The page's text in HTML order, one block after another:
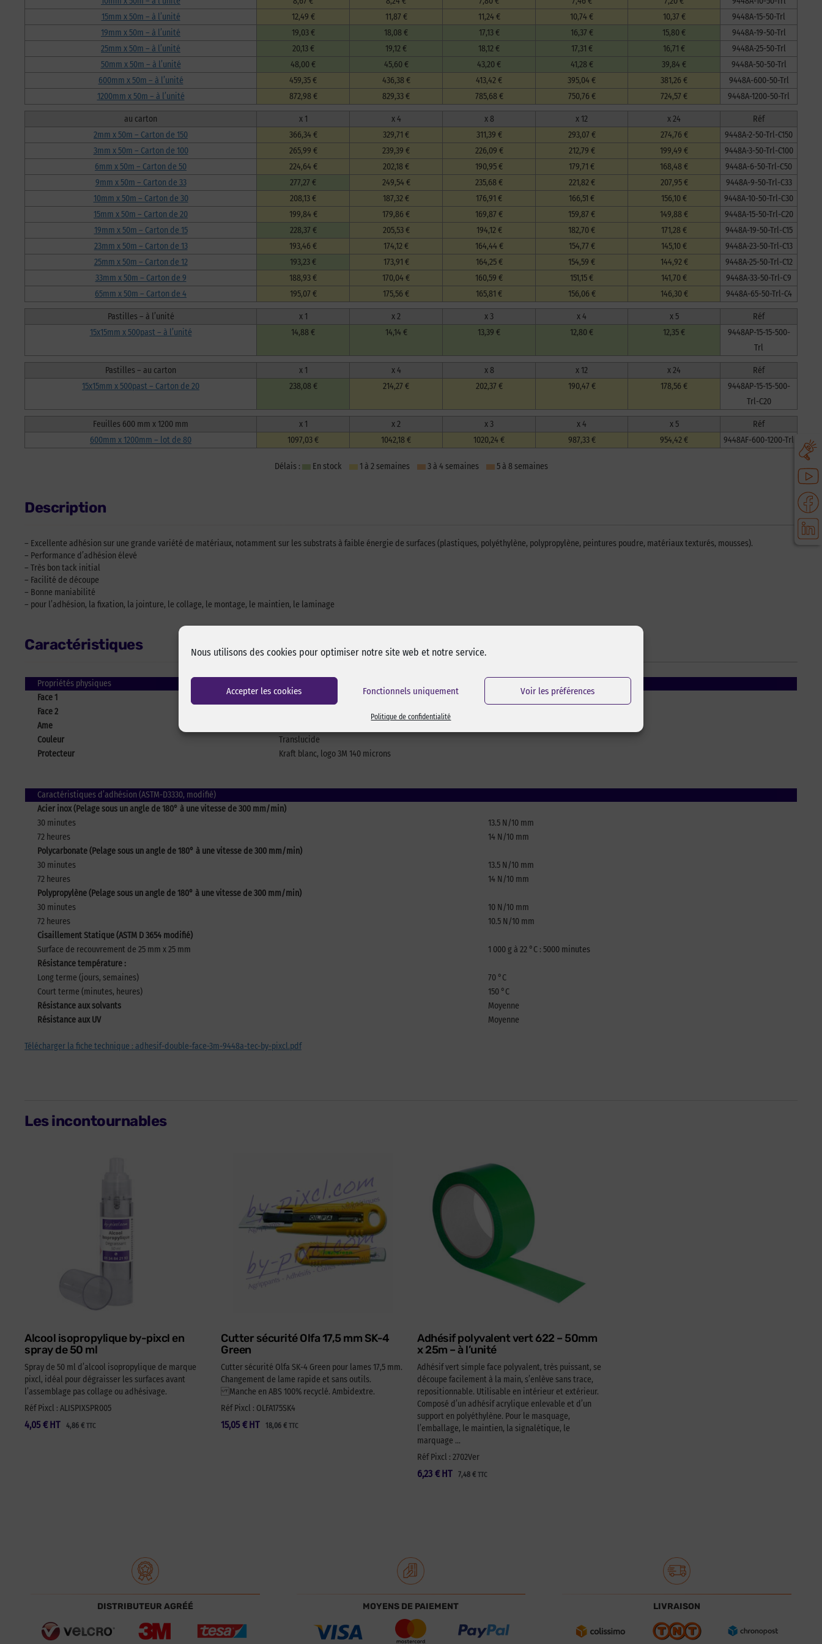
Nous utilisons des cookies pour optimiser notre site web et notre service.
Accepter les cookies Fonctionnels uniquement Voir les préférences
Politique de confidentialité
15mm x 50m – à l’unité
12,49 € 11,87 € 11,24 € 10,74 € 10,37 €
9448A-15-50-Trl
19mm x 50m – à l’unité
19,03 € 18,08 € 17,13 € 16,37 € 15,80 €
9448A-19-50-Trl
25mm x 50m – à l’unité
20,13 € 19,12 € 18,12 € 17,31 € 16,71 €
9448A-25-50-Trl
50mm x 50m – à l’unité
48,00 € 45,60 € 43,20 € 41,28 € 39,84 €
9448A-50-50-Trl
600mm x 50m – à l’unité
459,35 € 436,38 € 413,42 € 395,04 € 381,26 €
9448A-600-50-Trl
1200mm x 50m – à l’unité
872,98 € 829,33 € 785,68 € 750,76 € 724,57 € 9448A-1200-50-Trl
au carton x 1 x 4 x 8 x 12 x 24
Réf
2mm x 50m – Carton de 150
366,34 € 329,71 € 311,39 € 293,07 € 274,76 €
9448A-2-50-Trl-C150
3mm x 50m – Carton de 100
265,99 € 239,39 € 226,09 € 212,79 € 199,49 €
9448A-3-50-Trl-C100
6mm x 50m – Carton de 50
224,64 € 202,18 € 190,95 € 179,71 € 168,48 €
9448A-6-50-Trl-C50
9mm x 50m – Carton de 33
277,27 € 249,54 € 235,68 € 221,82 € 207,95 €
9448A-9-50-Trl-C33
10mm x 50m – Carton de 30
208,13 € 187,32 € 176,91 € 166,51 € 156,10 €
9448A-10-50-Trl-C30
15mm x 50m – Carton de 20
199,84 € 179,86 € 169,87 € 159,87 € 149,88 €
9448A-15-50-Trl-C20
19mm x 50m – Carton de 15
228,37 € 205,53 € 194,12 € 182,70 € 171,28 €
9448A-19-50-Trl-C15
23mm x 50m – Carton de 13
193,46 € 174,12 € 164,44 € 154,77 € 145,10 €
9448A-23-50-Trl-C13
25mm x 50m – Carton de 12
193,23 € 173,91 € 164,25 € 154,59 € 144,92 €
9448A-25-50-Trl-C12
33mm x 50m – Carton de 9
188,93 € 170,04 € 160,59 € 151,15 € 141,70 €
9448A-33-50-Trl-C9
65mm x 50m – Carton de 4
195,07 € 175,56 € 165,81 € 156,06 € 146,30 € 9448A-65-50-Trl-C4
Pastilles – à l’unité x 1 x 2 x 3 x 4 x 5
Réf
15x15mm x 500past – à l’unité
14,88 € 14,14 € 13,39 € 12,80 € 12,35 €
9448AP-15-15-500-
Trl
Pastilles – au carton x 1 x 4 x 8 x 12 x 24
Réf
15x15mm x 500past – Carton de 20
238,08 € 214,27 € 202,37 € 190,47 € 178,56 €
9448AP-15-15-500-
Trl-C20
Feuilles 600 mm x 1200 mm x 1 x 2 x 3 x 4 x 5
Réf
600mm x 1200mm – lot de 80
1097,03 € 1042,18 € 1020,24 € 987,33 € 954,42 € 9448AF-600-1200-Trl
Délais : En stock 1 à 2 semaines 3 à 4 semaines 5 à 8 semaines
Description
– Excellente adhésion sur une grande variété de matériaux, notamment sur les substrats à faible énergie de surfaces (plastiques, polyéthylène, polypropylène, peintures poudre, matériaux texturés, mousses).
– Performance d’adhésion élevé
– Très bon tack initial
– Facilité de découpe
– Bonne maniabilité
– pour l’adhésion, la fixation, la jointure, le collage, le montage, le maintien, le laminage
Caractéristiques
Propriétés physiques
Face 1
Adhésif acrylique 76 microns
Face 2
Adhésif acrylique 76 microns
Ame
Couleur
Translucide
Protecteur
Kraft blanc, logo 3M 140 microns
Caractéristiques d’adhésion (ASTM-D3330, modifié)
Acier inox (Pelage sous un angle de 180° à une vitesse de 300 mm/min)
30 minutes
13.5 N/10 mm
72 heures
14 N/10 mm
Polycarbonate (Pelage sous un angle de 180° à une vitesse de 300 mm/min)
30 minutes
13.5 N/10 mm
72 heures
14 N/10 mm
Polypropylène (Pelage sous un angle de 180° à une vitesse de 300 mm/min)
30 minutes
10 N/10 mm
72 heures
10.5 N/10 mm
Cisaillement Statique (ASTM D 3654 modifié)
Surface de recouvrement de 25 mm x 25 mm
1 000 g à 22 °C : 5000 minutes
Résistance température :
Long terme (jours, semaines)
70 °C
Court terme (minutes, heures)
150 °C
Résistance aux solvants
Moyenne
Résistance aux UV
Moyenne
Télécharger la fiche technique : adhesif-double-face-3m-9448a-tec-by-pixcl.pdf
Les incontournables
Alcool isopropylique by-pixcl en
spray de 50 ml
Spray de 50 ml d’alcool isopropylique de marque
pixcl, idéal pour dégraisser les surfaces avant
l’assemblage pas collage ou adhésivage.
Réf Pixcl : ALISPIXSPR005
4,05 € 4,86 € TTC
HT
Cutter sécurité Olfa 17,5 mm SK-4
Green
Cutter sécurité Olfa SK-4 Green pour lames 17,5 mm.
Changement de lame rapide et sans outils.
Manche en ABS 100% recyclé. Ambidextre.
Réf Pixcl : OLFA175SK4
15,05 € 18,06 € TTC
HT
Adhésif polyvalent vert 622 – 50mm
x 25m – à l’unité
Adhésif vert simple face polyvalent, très puissant, se
découpe facilement à la main, s’enlève sans trace,
repositionnable. Utilisable en intérieur et extérieur.
Composé d’un adhésif acrylique enlevable et d’un
support en polyéthylène. Pour le masquage,
l’emballage, le maintien, la signalétique, le
marquage …
Réf Pixcl : 2702Ver
6,23 € 7,48 € TTC
HT
DISTRIBUTEUR AGRÉÉ MOYENS DE PAIEMENT LIVRAISON